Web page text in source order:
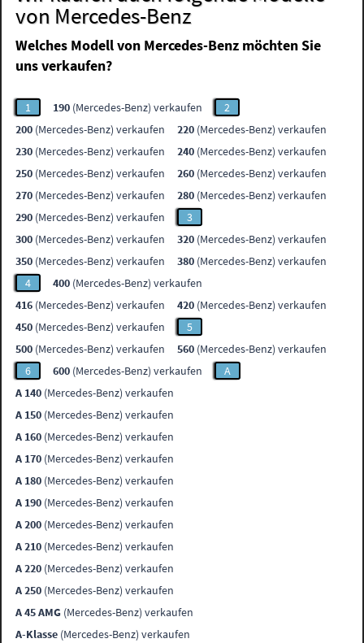
von Mercedes-Benz
Welches Modell von Mercedes-Benz möchten Sie
uns verkaufen?
1 190 (Mercedes-Benz) verkaufen
2
200 (Mercedes-Benz) verkaufen 220 (Mercedes-Benz) verkaufen
230 (Mercedes-Benz) verkaufen 240 (Mercedes-Benz) verkaufen
250 (Mercedes-Benz) verkaufen 260 (Mercedes-Benz) verkaufen
270 (Mercedes-Benz) verkaufen 280 (Mercedes-Benz) verkaufen
290 (Mercedes-Benz) verkaufen
3
300 (Mercedes-Benz) verkaufen 320 (Mercedes-Benz) verkaufen
350 (Mercedes-Benz) verkaufen 380 (Mercedes-Benz) verkaufen
4
400 (Mercedes-Benz) verkaufen
416 (Mercedes-Benz) verkaufen 420 (Mercedes-Benz) verkaufen
450 (Mercedes-Benz) verkaufen
5
500 (Mercedes-Benz) verkaufen 560 (Mercedes-Benz) verkaufen
6
600 (Mercedes-Benz) verkaufen
A
A 140 (Mercedes-Benz) verkaufen
A 150 (Mercedes-Benz) verkaufen
A 160 (Mercedes-Benz) verkaufen
A 170 (Mercedes-Benz) verkaufen
A 180 (Mercedes-Benz) verkaufen
A 190 (Mercedes-Benz) verkaufen
A 200 (Mercedes-Benz) verkaufen
A 210 (Mercedes-Benz) verkaufen
A 220 (Mercedes-Benz) verkaufen
A 250 (Mercedes-Benz) verkaufen
A 45 AMG (Mercedes-Benz) verkaufen
A-Klasse (Mercedes-Benz) verkaufen